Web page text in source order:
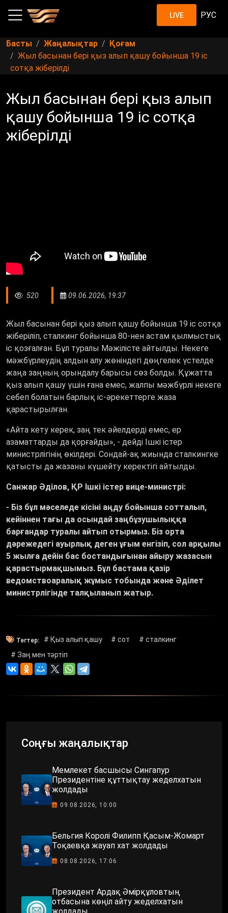
LIVE РУС
Басты Жаңалықтар
Қоғам
Жыл басынан бері қыз алып қашу бойынша 19 іс
сотқа жіберілді
Жыл басынан бері қыз алып
қашу бойынша 19 іс сотқа
жіберілді
520 09.06.2026, 19:37
Жыл басынан бері қыз алып қашу бойынша 19 іс сотқа
жіберіліп, сталкинг бойынша 80-нен астам қылмыстық
іс қозғалған. Бұл туралы Мәжілісте айтылды. Некеге
мәжбүрлеудің алдын алу жөніндегі дөңгелек үстелде
жаңа заңның орындалу барысы сөз болды. Құжатта
қыз алып қашу үшін ғана емес, жалпы мәжбүрлі некеге
себеп болатын барлық іс-әрекеттерге жаза
қарастырылған.
«Айта кету керек, заң тек әйелдерді емес, ер
азаматтарды да қорғайды», - дейді Ішкі істер
министрлігінің өкілдері. Сондай-ақ жиында сталкингке
қатысты да жазаны күшейту керектігі айтылды.
Санжар Әділов, ҚР Ішкі істер вице-министрі:
- Біз бұл мәселеде кісіні аңду бойынша сотталып,
кейіннен тағы да осындай заңбұзушылыққа
барғандар туралы айтып отырмыз. Біз орта
дәрежедегі ауырлық деген ұғым енгізіп, сол арқылы
5 жылға дейін бас бостандығынан айыру жазасын
қарастырмақшымыз. Бұл бастама қазір
ведомствоаралық жұмыс тобында және Әділет
министрлігінде талқыланып жатыр.
Тегтер: # Қыз алып қашу # сот
# сталкинг
# Заң мен тәртіп
Соңғы жаңалықтар
Мемлекет басшысы Сингапур
Президентіне құттықтау жеделхатын
жолдады
09.08.2026, 10:00
Бельгия Королі Филипп Қасым-Жомарт
Тоқаевқа жауап хат жолдады
08.08.2026, 17:06
Президент Ардақ Әмірқұловтың
отбасына көңіл айту жеделхатын
жолдады